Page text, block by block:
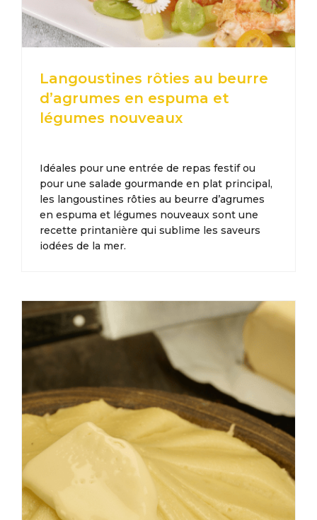
Langoustines rôties au beurre
d’agrumes en espuma et
légumes nouveaux
Idéales pour une entrée de repas festif ou
pour une salade gourmande en plat principal,
les langoustines rôties au beurre d’agrumes
en espuma et légumes nouveaux sont une
recette printanière qui sublime les saveurs
iodées de la mer.